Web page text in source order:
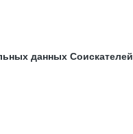
данных Соискателей